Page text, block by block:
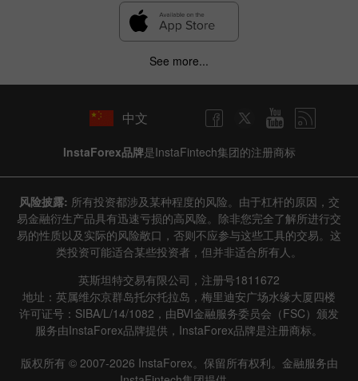
See more...
中文
InstaForex品牌是InstaFintech集团的注册商标
风险披露: 所有投资都涉及某种程度的风险。由于杠杆的原因，交
易金融衍生产品具有迅速亏损的高风险。除非您完全了解所进行交
易的性质以及实际的风险敞口，否则不应参与这些工具的交易。这
类投资可能适合某些投资者，但并非适合所有人。
英斯坦特交易有限公司，注册号1811672
地址：英属维尔京群岛托尔托拉岛，梅里迪安广场水缘大厦四楼
许可证号：SIBA/L/14/1082，由BVI金融服务委员会（FSC）颁发
服务由InstaForex品牌提供，InstaForex品牌是注册商标。
版权所有 © 2007-2026 InstaForex。保留所有权利。金融服务由